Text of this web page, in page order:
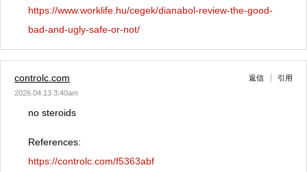
https://www.worklife.hu/cegek/dianabol-review-the-good-
bad-and-ugly-safe-or-not/
controlc.com
2026.04.13 3:40am
返信 引用
no steroids
References:
https://controlc.com/f5363abf